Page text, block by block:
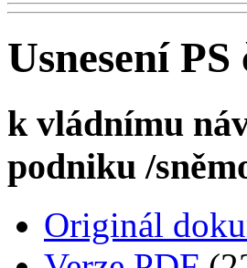
Usnesení PS
k vládnímu
podniku /
Originál